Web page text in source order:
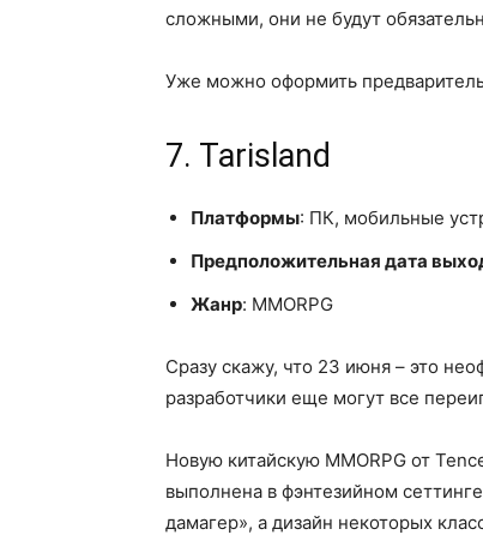
сложными, они не будут
Уже можно оформить
7. Tarisland
Платформы: ПК, мобильные
Предположительная дата
Жанр: MMORPG
Сразу скажу, что 23 июня – это
разработчики еще могут все
Новую китайскую MMORPG от
выполнена в фэнтезийном
дамагер», а дизайн некоторых